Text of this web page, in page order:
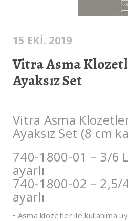
15 EKI. 2019
Vitra Asma
Ayaksız Set
Vitra Asma
Ayaksız Set (8 cm
740-1800-01 – 3/6
ayarlı
740-1800-02 – 2,5/
ayarlı
• Asma klozetler ile kullanıma